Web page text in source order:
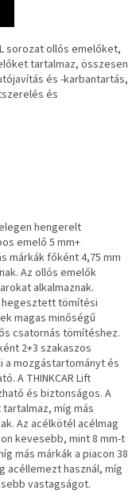
sorozat ollós emelőket,
tartalmaz, összesen
és -karbantartás,
és
hengerelt
emelő 5 mm+
márkák főként 4,75 mm
Az ollós emelők
alkalmaznak.
tömítési
magas minőségű
csatornás tömítéshez.
2+3 szakaszos
a mozgástartományt és
A THINKCAR Lift
és biztonságos. A
tartalmaz, míg más
Az acélkötél acélmag
kevesebb, mint 8 mm-t
más márkák a piacon 38
acéllemezt használ, míg
vastagságot.